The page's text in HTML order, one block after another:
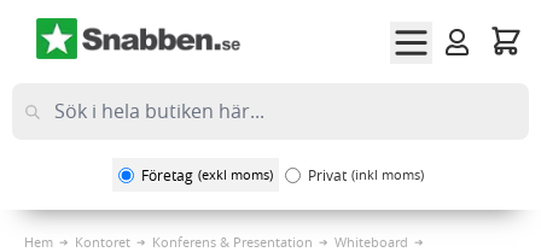
Företag (exkl moms) Privat (inkl moms)
Hem Kontoret Konferens & Presentation
Whiteboard